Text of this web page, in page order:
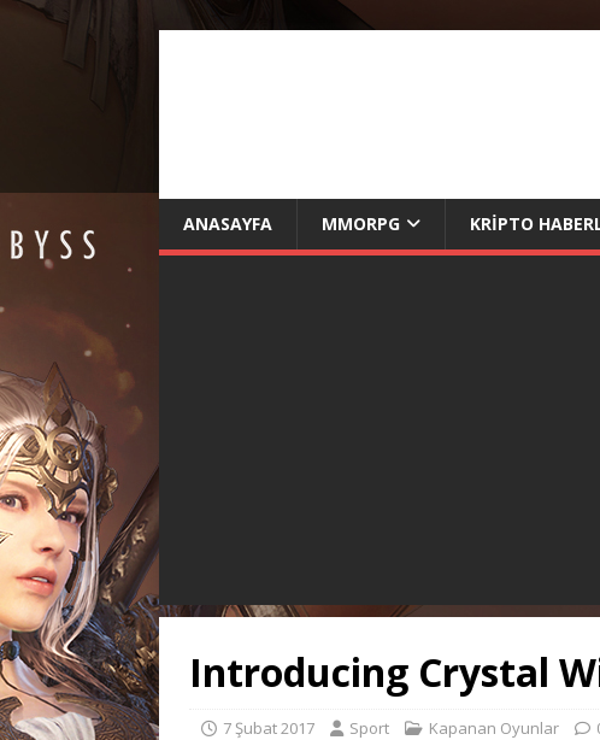
ANASAYFA MMORPG KRIPTO
Introducing Crystal
7 Şubat 2017 Sport Kapanan Oyunlar